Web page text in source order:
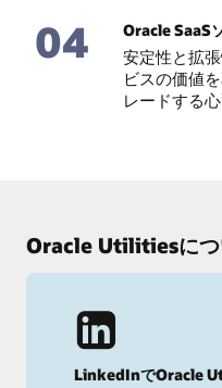
04 Oracle SaaS
安定性と拡
ビスの価値
レードする
Oracle Utilitiesにつ
LinkedInでOracle